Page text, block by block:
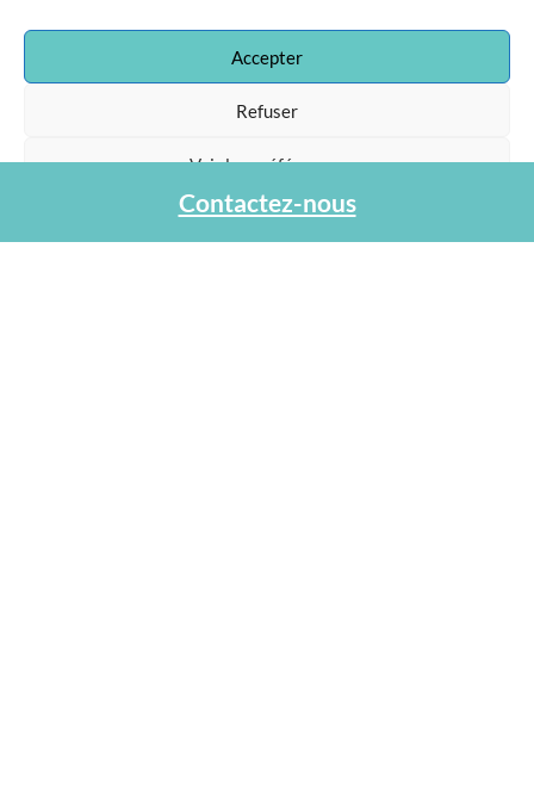
Accepter
Refuser
Voir les préférences
Protection des données personnelles
47, rue de la Procession
contact@agapa.fr
Contactez-nous